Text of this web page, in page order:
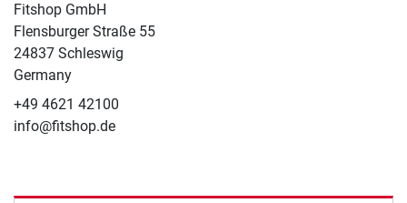
Fitshop GmbH
Flensburger Straße 55
24837 Schleswig
Germany
+49 4621 42100
info@fitshop.de